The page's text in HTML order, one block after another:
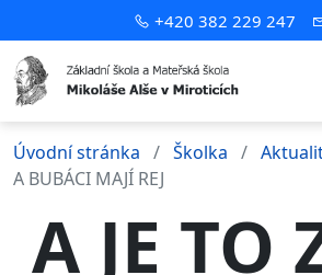
+420 382 229 247
Úvodní stránka Školka
A BUBÁCI MAJÍ REJ
A JE TO